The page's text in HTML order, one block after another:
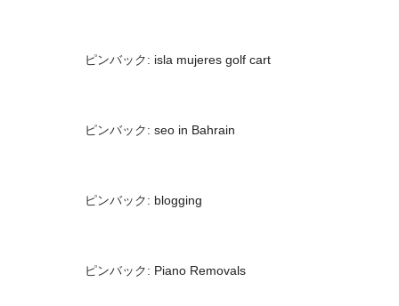
ピンバック: isla mujeres golf cart
ピンバック: seo in Bahrain
ピンバック: blogging
ピンバック: Piano Removals